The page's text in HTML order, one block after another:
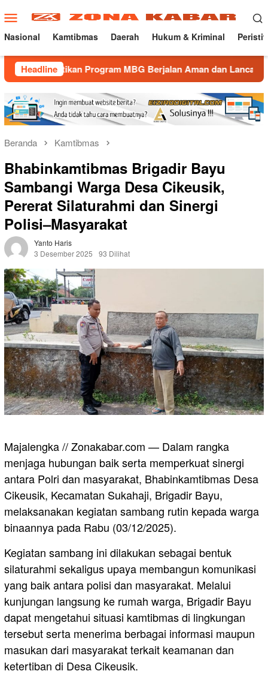
ke
konten
Menu
Mobile
Nasional Kamtibmas Daerah Hukum & Kriminal
Headline
Program MBG Berjalan Aman dan Lancar Gatur
Beranda Kamtibmas
Bhabinkamtibmas Brigadir Bayu
Sambangi Warga Desa Cikeusik,
Pererat Silaturahmi dan Sinergi
Polisi–Masyarakat
Yanto Haris
3 Desember 2025
93 Dilihat
Majalengka // Zonakabar.com — Dalam rangka
menjaga hubungan baik serta memperkuat sinergi
antara Polri dan masyarakat, Bhabinkamtibmas Desa
Cikeusik, Kecamatan Sukahaji, Brigadir Bayu,
melaksanakan kegiatan sambang rutin kepada warga
binaannya pada Rabu (03/12/2025).
Kegiatan sambang ini dilakukan sebagai bentuk
silaturahmi sekaligus upaya membangun komunikasi
yang baik antara polisi dan masyarakat. Melalui
kunjungan langsung ke rumah warga, Brigadir Bayu
dapat mengetahui situasi kamtibmas di lingkungan
tersebut serta menerima berbagai informasi maupun
masukan dari masyarakat terkait keamanan dan
ketertiban di Desa Cikeusik.